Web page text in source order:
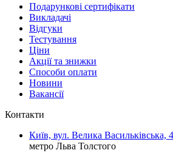
Подарункові сертифікати
Викладачі
Відгуки
Тестування
Ціни
Акції та знижки
Способи оплати
Новини
Вакансії
Контакти
Київ, вул. Велика Васильківська,
метро Льва Толстого